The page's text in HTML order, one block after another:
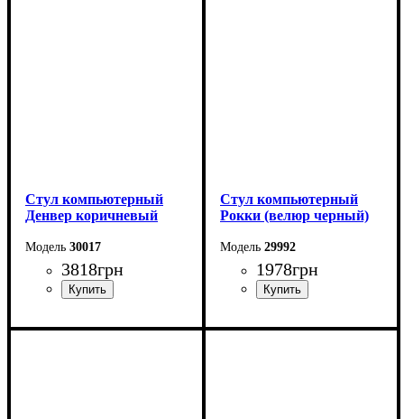
Стул компьютерный
Денвер коричневый
30017
3818грн
Стул компьютерный
Рокки (велюр черный)
29992
1978грн